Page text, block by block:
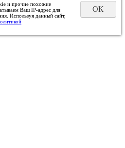
и прочие похожие
Ваш IP-адрес для
Используя данный сайт,
ОК